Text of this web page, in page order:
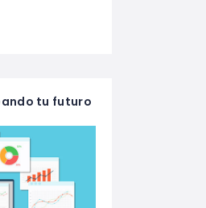
tu futuro